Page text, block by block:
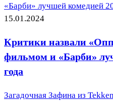
«Барби» лучшей комедией
15.01.2024
Критики назвали
фильмом и «Барби»
года
Загадочная Зафина из